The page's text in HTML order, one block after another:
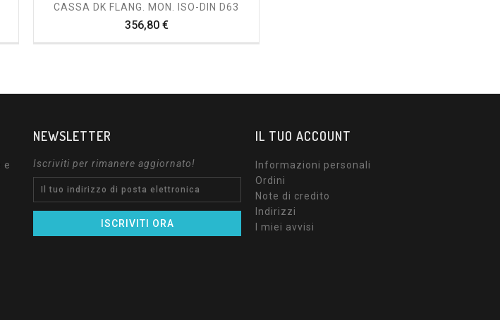
CASSA DK FLANG. MON. ISO-DIN D63
356,80 €Prezzo
e
NEWSLETTER
Iscriviti per rimanere aggiornato!
IL TUO ACCOUNT
Informazioni personali
Ordini
Note di credito
Indirizzi
I miei avvisi